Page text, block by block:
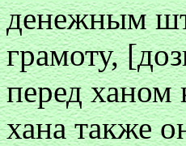
денежным
грамоту,
перед ханом
хана также